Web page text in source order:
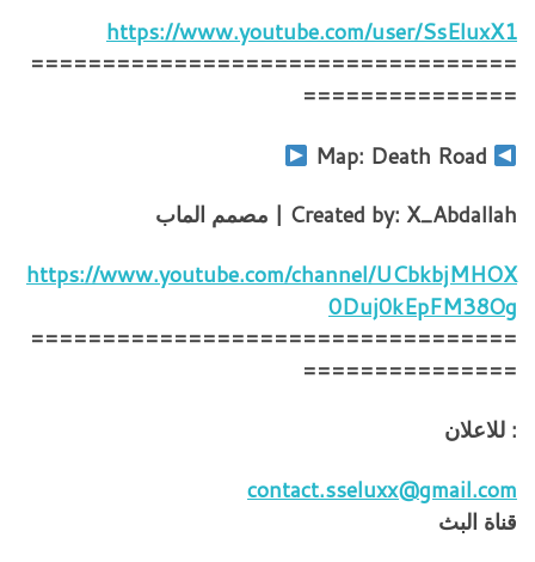
https://www.youtube.com/user/SsEluxX1
==================================
===============
Created by: X_Abdallah | مصمم الماب
https://www.youtube.com/channel/UCbkbjMHOX
0Duj0kEpFM38Og
==================================
===============
: للاعلان
contact.sseluxx@gmail.com
قناة البث